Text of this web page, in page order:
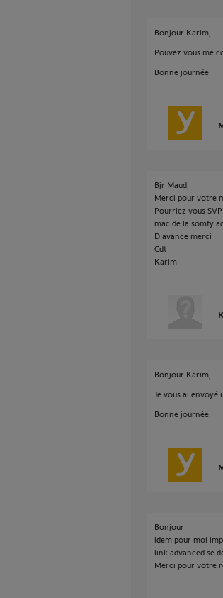
Bonjour Karim,
Pouvez vous me
Bonne journée.
Bjr Maud,
Merci pour votre
Pourriez vous
mac de la somfy
D avance merci
Cdt
Karim
Bonjour Karim,
Je vous ai envoyé
Bonne journée.
Bonjour
idem pour moi
link advanced se
Merci pour votre